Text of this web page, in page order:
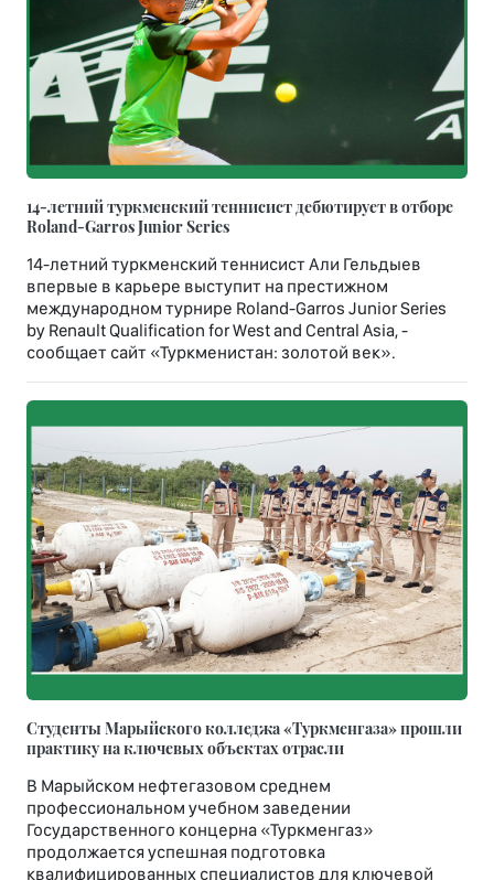
14-летний туркменский теннисист дебютирует в отборе
Roland-Garros Junior Series
14-летний туркменский теннисист Али Гельдыев
впервые в карьере выступит на престижном
международном турнире Roland-Garros Junior Series
by Renault Qualification for West and Central Asia, -
сообщает сайт «Туркменистан: золотой век».
Студенты Марыйского колледжа «Туркменгаза» прошли
практику на ключевых объектах отрасли
В Марыйском нефтегазовом среднем
профессиональном учебном заведении
Государственного концерна «Туркменгаз»
продолжается успешная подготовка
квалифицированных специалистов для ключевой